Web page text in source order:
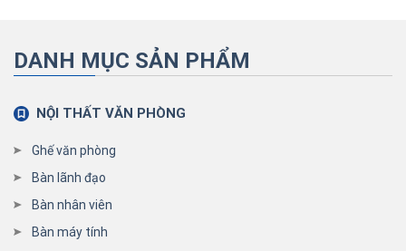
DANH MỤC SẢN PHẨM
NỘI THẤT VĂN PHÒNG
Ghế văn phòng
Bàn lãnh đạo
Bàn nhân viên
Bàn máy tính